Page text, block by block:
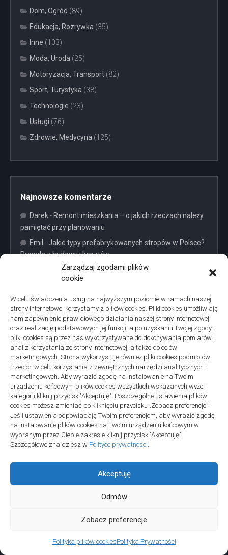
Zarządzaj zgodami plików
cookie
W celu świadczenia usług na najwyższym poziomie w ramach naszej
strony internetowej korzystamy z plików cookies. Pliki cookies umożliwiają
nam zapewnienie prawidłowego działania naszej strony internetowej
oraz realizację podstawowych jej funkcji, a po uzyskaniu Twojej zgody,
pliki cookies są przez nas wykorzystywane do dokonywania pomiarów i
analiz korzystania ze strony internetowej, a także do celów
marketingowych. Strona wykorzystuje również pliki cookies podmiotów
trzecich w celu korzystania z zewnętrznych narzędzi analitycznych i
marketingowych. Aby wyrazić zgodę na instalowanie na Twoim
urządzeniu końcowym plików cookies wszystkich wskazanych wyżej
kategorii kliknij przycisk "Akceptuję". Poszczególne ustawienia plików
cookies możesz zmieniać po kliknięciu przycisku „Zobacz preferencje”.
Jeśli ustawienia odpowiadają Twoim preferencjom, aby wyrazić zgodę
na instalowanie plików cookies na Twoim urządzeniu końcowym w
wybranym przez Ciebie zakresie kliknij przycisk "Akceptuję".
Szczegółowe znajdziesz w Polityce prywatności.
Akceptuję
Odmów
Zobacz preferencje
Polityka plików cookiesPolityka Prywatności
Dom, Ogród (89)
Edukacja, Rozrywka (35)
Inne (103)
Moda, Uroda (25)
Motoryzacja, Transport (82)
Sport, Turystyka (38)
Technologie (23)
Usługi (76)
Zdrowie, Medycyna (125)
Najnowsze komentarze
Darek- Remont mieszkania – o jakich rzeczach należy
pamiętać przy planowaniu
Emil - Jakie typy prefabrykowanych stropów w Polsce?
Prawda z budowy i kosztów
Które profile okienne najlepiej zatrzymują
ciepło? Ranking 2024
Redaktor-Jak dbać o siebie po ukończeniu 50 roku
życia
Janek
Jakie choroby obejmuje ubezpieczenie na życie
– lista i przykłady
Projekty domów Podkarpacie